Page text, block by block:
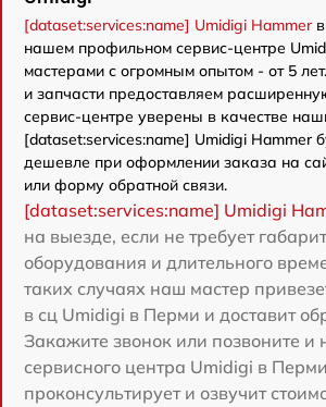
[dataset:services:name] Umidigi Hammer
нашем профильном сервис-центре
мастерами с огромным опытом - от 5
и запчасти предоставляем
сервис-центре уверены в качестве
[dataset:services:name] Umidigi Hammer
дешевле при оформлении заказа на
или форму обратной связи.
[dataset:services:name] Umidigi
на выезде, если не требует
оборудования и длительного
таких случаях наш мастер
в сц Umidigi в Перми и доставит
Закажите звонок или позвоните и
сервисного центра Umidigi в Перми
проконсультирует и озвучит